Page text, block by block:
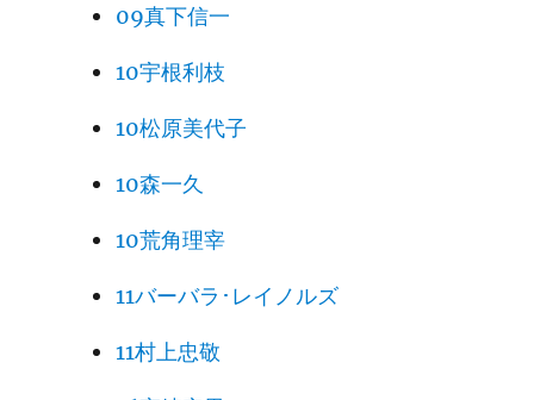
09真下信一
10宇根利枝
10松原美代子
10森一久
10荒角理宰
11バーバラ･レイノルズ
11村上忠敬